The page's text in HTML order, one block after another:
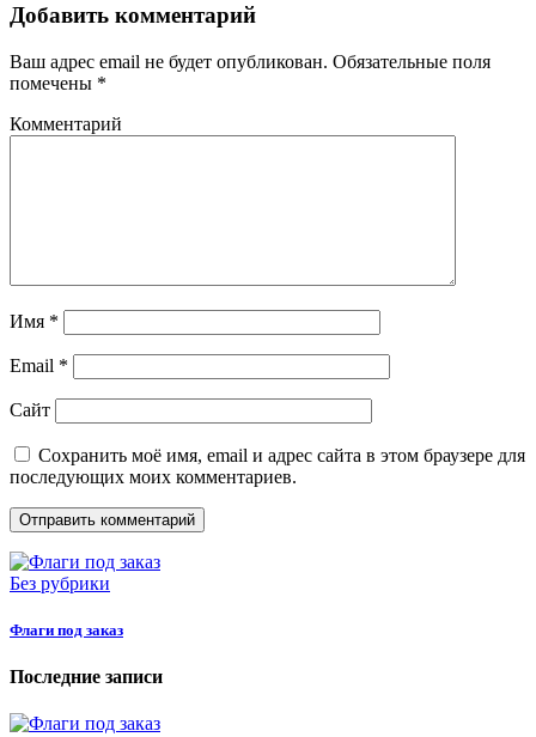
Добавить комментарий
Ваш адрес email не будет опубликован. Обязательные поля
помечены *
Комментарий
Имя *
Email *
Сайт
Сохранить моё имя, email и адрес сайта в этом браузере для
последующих моих комментариев.
Без рубрики
Флаги под заказ
Последние записи